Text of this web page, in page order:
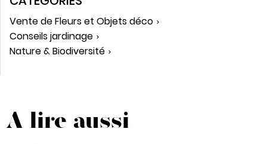
Vente de Fleurs et Objets déco
Conseils jardinage
Nature & Biodiversité
A lire aussi